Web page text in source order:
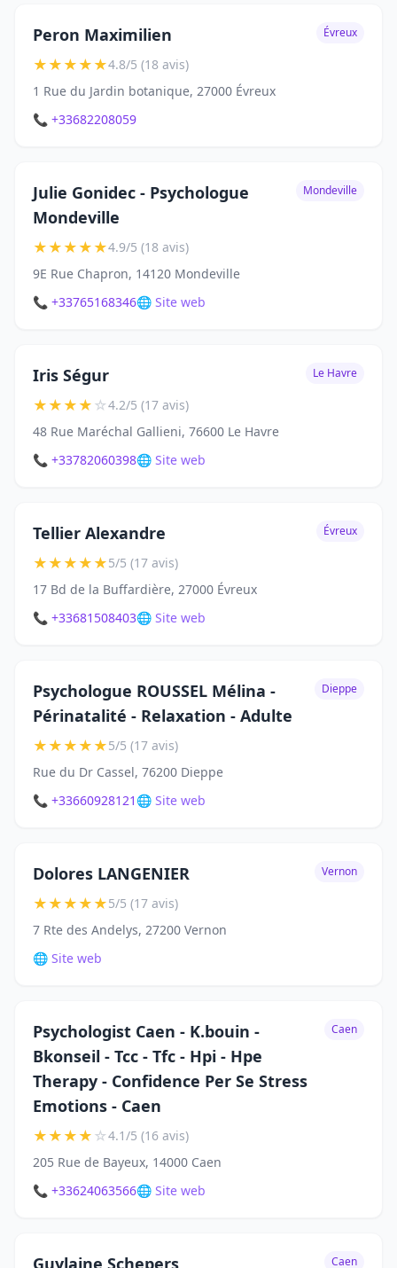
Peron Maximilien Évreux
★★★★★4.8/5 (18 avis)
1 Rue du Jardin botanique, 27000 Évreux
📞 +33682208059
Julie Gonidec - Psychologue
Mondeville
Mondeville
★★★★★4.9/5 (18 avis)
9E Rue Chapron, 14120 Mondeville
📞 +33765168346🌐 Site web
Iris Ségur Le Havre
★★★★☆4.2/5 (17 avis)
48 Rue Maréchal Gallieni, 76600 Le Havre
📞 +33782060398🌐 Site web
Tellier Alexandre Évreux
★★★★★5/5 (17 avis)
17 Bd de la Buffardière, 27000 Évreux
📞 +33681508403🌐 Site web
Psychologue ROUSSEL Mélina -
Périnatalité - Relaxation - Adulte
Dieppe
★★★★★5/5 (17 avis)
Rue du Dr Cassel, 76200 Dieppe
📞 +33660928121 🌐 Site web
Dolores LANGENIER Vernon
★★★★★5/5 (17 avis)
7 Rte des Andelys, 27200 Vernon
🌐 Site web
Psychologist Caen - K.bouin -
Bkonseil - Tcc - Tfc - Hpi - Hpe
Therapy - Confidence Per Se Stress
Emotions - Caen
Caen
★★★★☆4.1/5 (16 avis)
205 Rue de Bayeux, 14000 Caen
📞 +33624063566🌐 Site web
Guylaine Schepers Caen